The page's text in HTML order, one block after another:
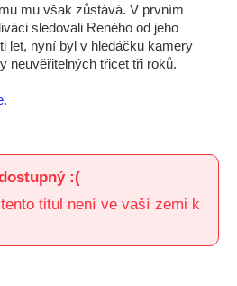
mu však zůstává. V prvním
sledovali Reného od jeho
let, nyní byl v hledáčku kamery
neuvěřitelných třicet tři roků.
.
:(
titul není ve vaší zemi k